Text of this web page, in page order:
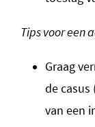
Tips voor een
Graag
de
van een